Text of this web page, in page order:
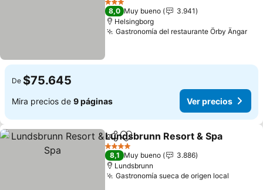
Ver precios
3 Estrellas
8,0 Muy bueno
3.941
Helsingborg
Gastronomía del restaurante Örby Ängar
De $75.645
Mira precios de 9 páginas Ver precios
CompartirAgregar a favoritos
Lundsbrunn Resort & Spa
4 Estrellas
8,1 Muy bueno
3.886
Lundsbrunn
Gastronomía sueca de origen local